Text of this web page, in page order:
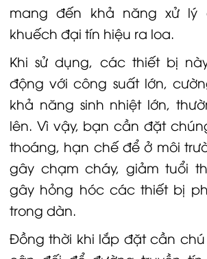
mang đến khả năngxử lý
khuếch đại tín hiệu ra loa.
Khi sử dụng, các thiết bị
động với công suất lớn,
khả năng sinh nhiệt lớn,
lên. Vì vậy, bạn cần đặt
thoáng, hạn chế để ở môi
gây chạm cháy, giảm tuổi
gây hỏng hóc các thiết bị
trong dàn.
Đồng thời khi lắp đặt cần